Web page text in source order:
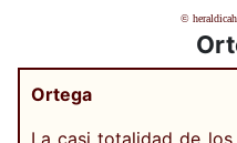
©
Ortega
La casi totalidad de